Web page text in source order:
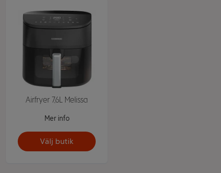
Airfryer 7,6L Melissa
Mer info
Välj butik